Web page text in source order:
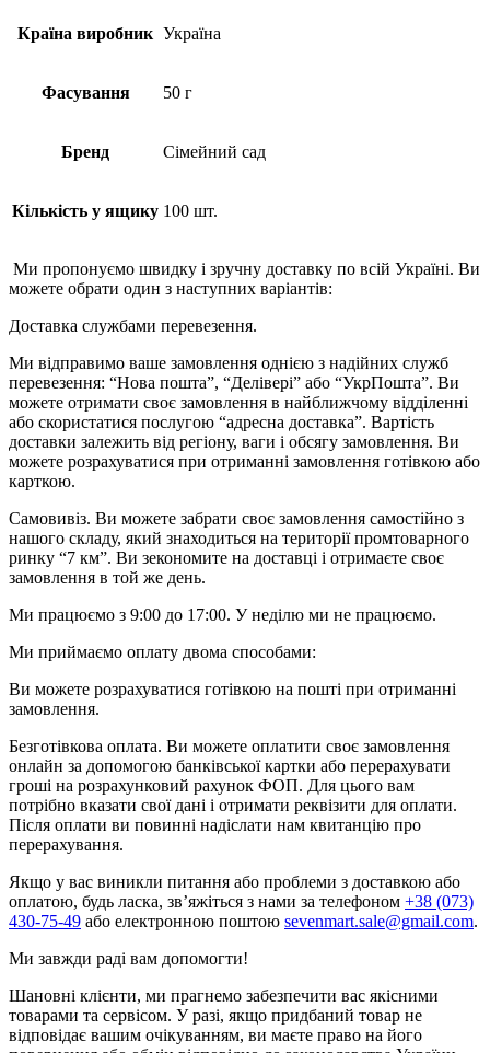
Країна виробник Україна
Фасування 50 г
Бренд Сімейний сад
Кількість у ящику 100 шт.
Ми пропонуємо швидку і зручну доставку по всій Україні. Ви
можете обрати один з наступних варіантів:
Доставка службами перевезення.
Ми відправимо ваше замовлення однією з надійних служб
перевезення: “Нова пошта”, “Делівері” або “УкрПошта”. Ви
можете отримати своє замовлення в найближчому відділенні
або скористатися послугою “адресна доставка”. Вартість
доставки залежить від регіону, ваги і обсягу замовлення. Ви
можете розрахуватися при отриманні замовлення готівкою або
карткою.
Самовивіз. Ви можете забрати своє замовлення самостійно з
нашого складу, який знаходиться на території промтоварного
ринку “7 км”. Ви зекономите на доставці і отримаєте своє
замовлення в той же день.
Ми працюємо з 9:00 до 17:00. У неділю ми не працюємо.
Ми приймаємо оплату двома способами:
Ви можете розрахуватися готівкою на пошті при отриманні
замовлення.
Безготівкова оплата. Ви можете оплатити своє замовлення
онлайн за допомогою банківської картки або перерахувати
гроші на розрахунковий рахунок ФОП. Для цього вам
потрібно вказати свої дані і отримати реквізити для оплати.
Після оплати ви повинні надіслати нам квитанцію про
перерахування.
Якщо у вас виникли питання або проблеми з доставкою або
оплатою, будь ласка, зв’яжіться з нами за телефоном +38 (073)
430-75-49 або електронною поштою sevenmart.sale@gmail.com.
Ми завжди раді вам допомогти!
Шановні клієнти, ми прагнемо забезпечити вас якісними
товарами та сервісом. У разі, якщо придбаний товар не
відповідає вашим очікуванням, ви маєте право на його